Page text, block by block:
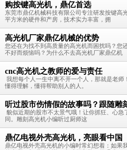
购按键高光机，鼎亿首选
东莞市鼎亿机械科技有限公司专注研发按键高
平方米的硬件和产房，技术实力丰富，拥
高光机厂家鼎亿机械的优势
您还在为找不到高质量的高光机而困扰吗？您
不好而烦恼吗？为什么不去高光机厂家鼎亿机
cnc高光机之教师的爱与责任
我想每个人一生中离不开一个人，那就是老
懂得理解，懂得帮助别人的人。
听过股市伤情假的故事吗？跟随雕
貌似近期的股市不太景气哦！让你抓狂、心急
同。雕刻高光机小编听过厨师这
鼎亿电视外壳高光机，亮眼看中国
鼎亿电视外壳高光机的小编时常幻想着：如果